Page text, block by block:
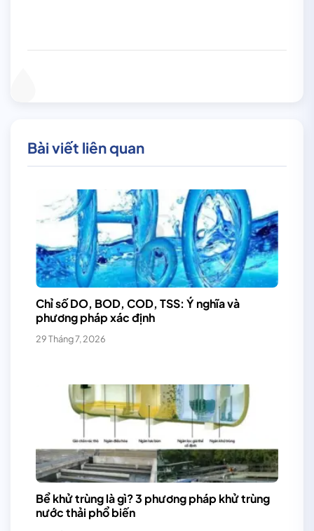
Bài viết liên quan
Chỉ số DO, BOD, COD, TSS: Ý nghĩa và
phương pháp xác định
29 Tháng 7, 2026
Bể khử trùng là gì? 3 phương pháp khử trùng
nước thải phổ biến